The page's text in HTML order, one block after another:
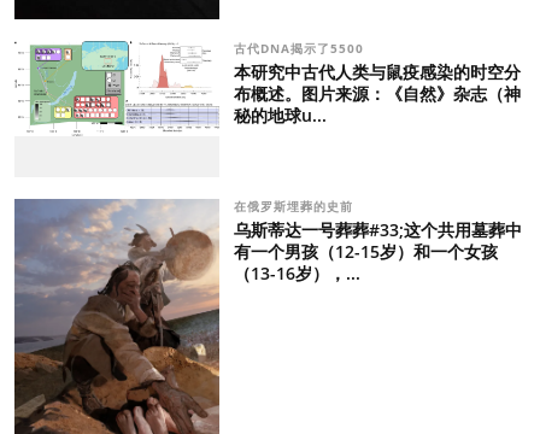
古代DNA揭示了5500
本研究中古代人类与鼠疫感染的时空分
布概述。图片来源：《自然》杂志（神
秘的地球u...
在俄罗斯埋葬的史前
乌斯蒂达一号葬葬#33;这个共用墓葬中
有一个男孩（12-15岁）和一个女孩
（13-16岁），...